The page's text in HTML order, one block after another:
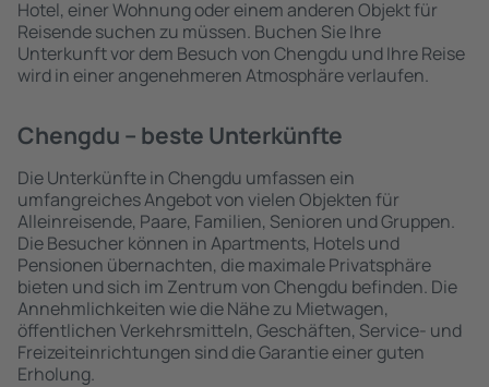
Hotel, einer Wohnung oder einem anderen Objekt für
Reisende suchen zu müssen. Buchen Sie Ihre
Unterkunft vor dem Besuch von Chengdu und Ihre Reise
wird in einer angenehmeren Atmosphäre verlaufen.
Chengdu – beste Unterkünfte
Die Unterkünfte in Chengdu umfassen ein
umfangreiches Angebot von vielen Objekten für
Alleinreisende, Paare, Familien, Senioren und Gruppen.
Die Besucher können in Apartments, Hotels und
Pensionen übernachten, die maximale Privatsphäre
bieten und sich im Zentrum von Chengdu befinden. Die
Annehmlichkeiten wie die Nähe zu Mietwagen,
öffentlichen Verkehrsmitteln, Geschäften, Service- und
Freizeiteinrichtungen sind die Garantie einer guten
Erholung.